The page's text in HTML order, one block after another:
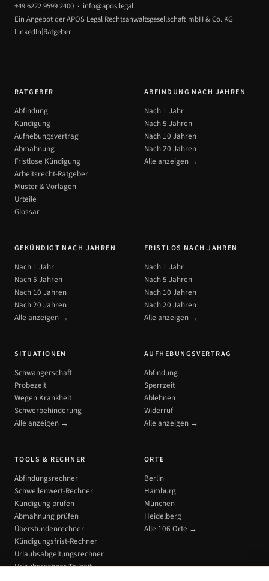
+49 6222 9599 2400 · info@apos.legal
Ein Angebot der APOS Legal Rechtsanwaltsgesellschaft mbH & Co. KG
LinkedIn|Ratgeber
RATGEBER
Abfindung
Kündigung
Aufhebungsvertrag
Abmahnung
Fristlose Kündigung
Arbeitsrecht-Ratgeber
Muster & Vorlagen
Urteile
Glossar
ABFINDUNG NACH JAHREN
Nach 1 Jahr
Nach 5 Jahren
Nach 10 Jahren
Nach 20 Jahren
Alle anzeigen →
GEKÜNDIGT NACH JAHREN
Nach 1 Jahr
Nach 5 Jahren
Nach 10 Jahren
Nach 20 Jahren
Alle anzeigen →
FRISTLOS NACH JAHREN
Nach 1 Jahr
Nach 5 Jahren
Nach 10 Jahren
Nach 20 Jahren
Alle anzeigen →
SITUATIONEN
Schwangerschaft
Probezeit
Wegen Krankheit
Schwerbehinderung
Alle anzeigen →
AUFHEBUNGSVERTRAG
Abfindung
Sperrzeit
Ablehnen
Widerruf
Alle anzeigen →
TOOLS & RECHNER
Abfindungsrechner
Schwellenwert-Rechner
Kündigung prüfen
Abmahnung prüfen
Überstundenrechner
Kündigungsfrist-Rechner
Urlaubsabgeltungsrechner
Urlaubsrechner Teilzeit
ORTE
Berlin
Hamburg
München
Heidelberg
Alle 106 Orte →